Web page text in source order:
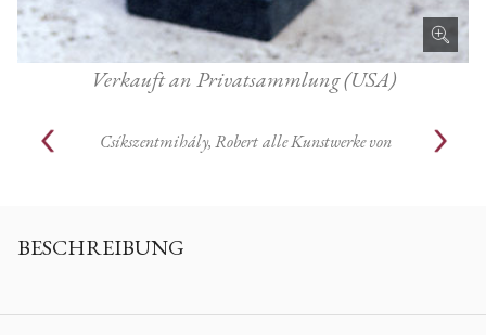
Verkauft an Privatsammlung (USA)
Csíkszentmihály, Robert alle Kunstwerke von
BESCHREIBUNG